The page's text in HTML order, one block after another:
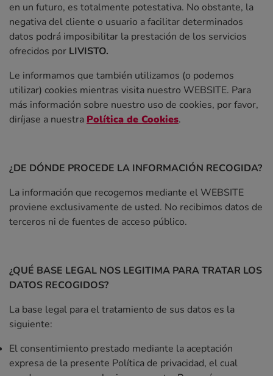
en un futuro, es totalmente potestativa. No obstante, la
negativa del cliente o usuario a facilitar determinados
datos podrá imposibilitar la prestación de los servicios
ofrecidos por LIVISTO.
Le informamos que también utilizamos (o podemos
utilizar) cookies mientras visita nuestro WEBSITE. Para
más información sobre nuestro uso de cookies, por favor,
diríjase a nuestra Política de Cookies.
¿DE DÓNDE PROCEDE LA INFORMACIÓN RECOGIDA?
La información que recogemos mediante el WEBSITE
proviene exclusivamente de usted. No recibimos datos de
terceros ni de fuentes de acceso público.
¿QUÉ BASE LEGAL NOS LEGITIMA PARA TRATAR LOS
DATOS RECOGIDOS?
La base legal para el tratamiento de sus datos es la
siguiente:
El consentimiento prestado mediante la aceptación
expresa de la presente Política de privacidad, el cual